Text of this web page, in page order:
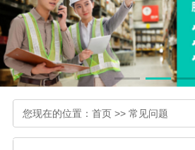
您现在的位置：首页 >>常见问题